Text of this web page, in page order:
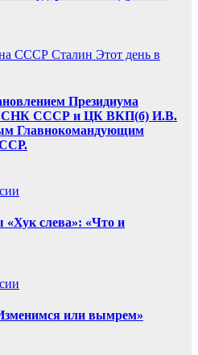
СССР Сталин Этот день в
Президиума
СНК СССР и ЦК ВКП(б) И.В.
Главнокомандующим
слева»: «Что и
или вымрем»